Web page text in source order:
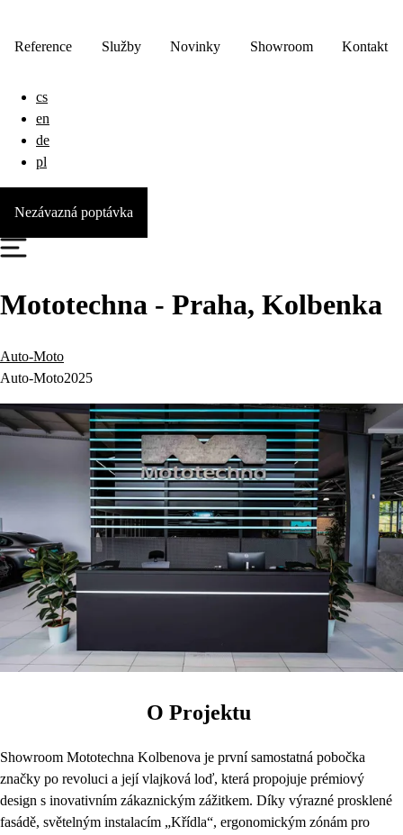
Reference Služby Novinky Showroom Kontakt
cs
en
de
pl
Nezávazná poptávka
Mototechna - Praha, Kolbenka
Auto-Moto
Auto-Moto2025
O Projektu
Showroom Mototechna Kolbenova je první samostatná pobočka
značky po revoluci a její vlajková loď, která propojuje prémiový
design s inovativním zákaznickým zážitkem. Díky výrazné prosklené
fasádě, světelným instalacím „Křídla“, ergonomickým zónám pro